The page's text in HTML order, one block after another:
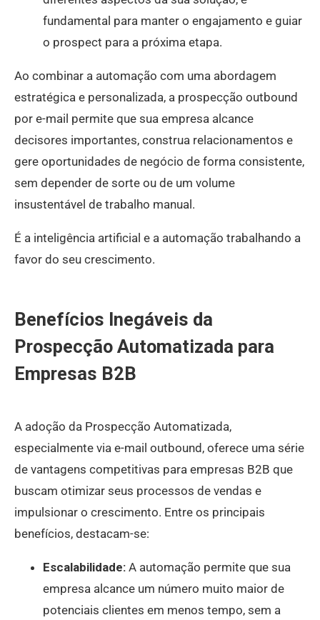
fundamental para manter o engajamento e guiar
o prospect para a próxima etapa.
Ao combinar a automação com uma abordagem
estratégica e personalizada, a prospecção outbound
por e-mail permite que sua empresa alcance
decisores importantes, construa relacionamentos e
gere oportunidades de negócio de forma consistente,
sem depender de sorte ou de um volume
insustentável de trabalho manual.
É a inteligência artificial e a automação trabalhando a
favor do seu crescimento.
Benefícios Inegáveis da
Prospecção Automatizada para
Empresas B2B
A adoção da Prospecção Automatizada,
especialmente via e-mail outbound, oferece uma série
de vantagens competitivas para empresas B2B que
buscam otimizar seus processos de vendas e
impulsionar o crescimento. Entre os principais
benefícios, destacam-se:
Escalabilidade: A automação permite que sua
empresa alcance um número muito maior de
potenciais clientes em menos tempo, sem a